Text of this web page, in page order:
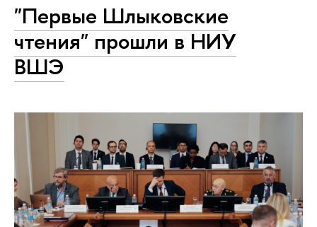
"Первые Шлыковские
чтения" прошли в НИУ
ВШЭ